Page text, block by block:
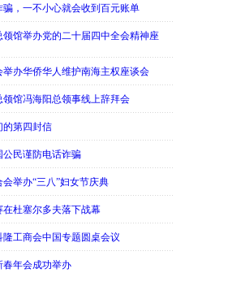
，一不小心就会收到百元账单
馆举办党的二十届四中全会精神座
办华侨华人维护南海主权座谈会
馆冯海阳总领事线上辞拜会
的第四封信
民谨防电话诈骗
举办“三八”妇女节庆典
在杜塞尔多夫落下战幕
工商会中国专题圆桌会议
春年会成功举办